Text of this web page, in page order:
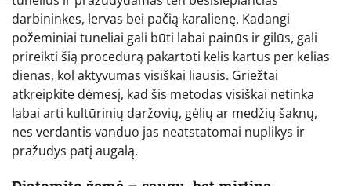
darbininkes, lervas bei pačią karalienę. Kadangi
požeminiai tuneliai gali būti labai painūs ir gilūs, gali
prireikti šią procedūrą pakartoti kelis kartus per kelias
dienas, kol aktyvumas visiškai liausis. Griežtai
atkreipkite dėmesį, kad šis metodas visiškai netinka
labai arti kultūrinių daržovių, gėlių ar medžių šaknų,
nes verdantis vanduo jas neatstatomai nuplikys ir
pražudys patį augalą.